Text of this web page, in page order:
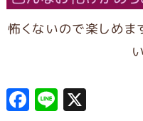
怖くないので楽しめま
F L X